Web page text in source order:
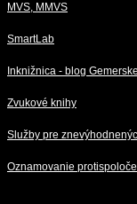
MVS, MMVS
SmartLab
Inknižnica - blog
Zvukové knihy
Služby pre
Oznamovanie